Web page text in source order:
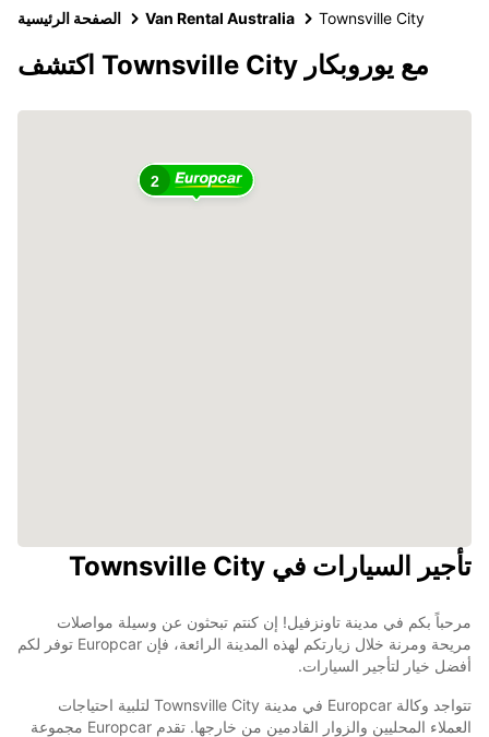
الصفحة الرئيسية Van Rental Australia Townsville City
اكتشف Townsville City مع يوروبكار
2
تأجير السيارات في Townsville City
مرحباً بكم في مدينة تاونزفيل! إن كنتم تبحثون عن وسيلة مواصلات
مريحة ومرنة خلال زيارتكم لهذه المدينة الرائعة، فإن Europcar توفر لكم
أفضل خيار لتأجير السيارات.
تتواجد وكالة Europcar في مدينة Townsville City لتلبية احتياجات
العملاء المحليين والزوار القادمين من خارجها. تقدم Europcar مجموعة